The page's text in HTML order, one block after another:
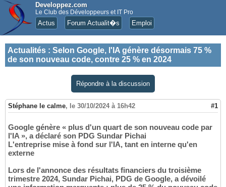
Developpez.com
Le Club des Développeurs et IT Pro
Actus Forum Actualit�s Emploi
Actualités : Selon Google, l'IA génère désormais 75 %
de son nouveau code, contre 25 % en 2024
Répondre à la discussion
Stéphane le calme, le 30/10/2024 à 16h42 #1
Google génère « plus d'un quart de son nouveau code par
l'IA », a déclaré son PDG Sundar Pichai
L'entreprise mise à fond sur l'IA, tant en interne qu'en
externe
Lors de l'annonce des résultats financiers du troisième
trimestre 2024, Sundar Pichai, PDG de Google, a dévoilé